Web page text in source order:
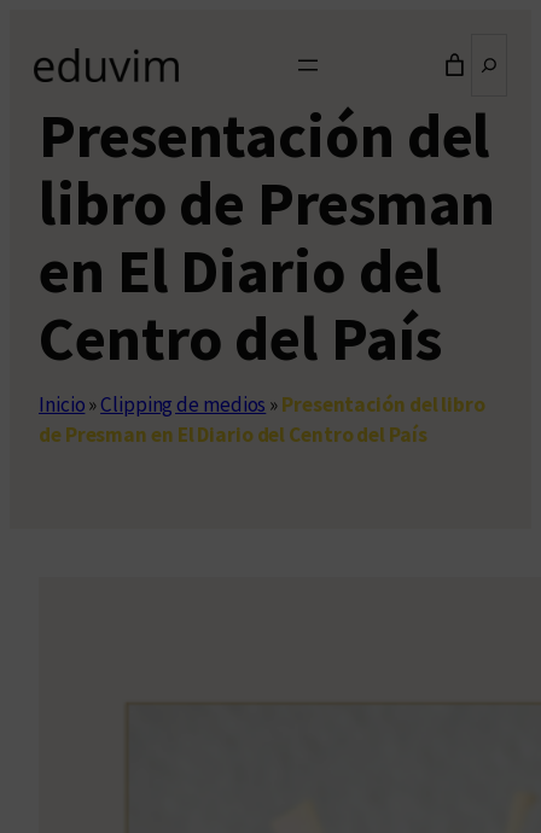
contenido
Presentación del
libro de Presman
en El Diario del
Centro del País
Inicio»Clipping de medios »Presentación del libro
de Presman en El Diario del Centro del País